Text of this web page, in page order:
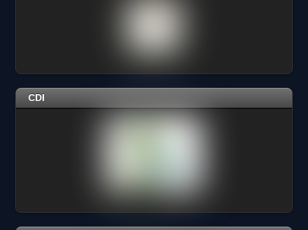
CDI